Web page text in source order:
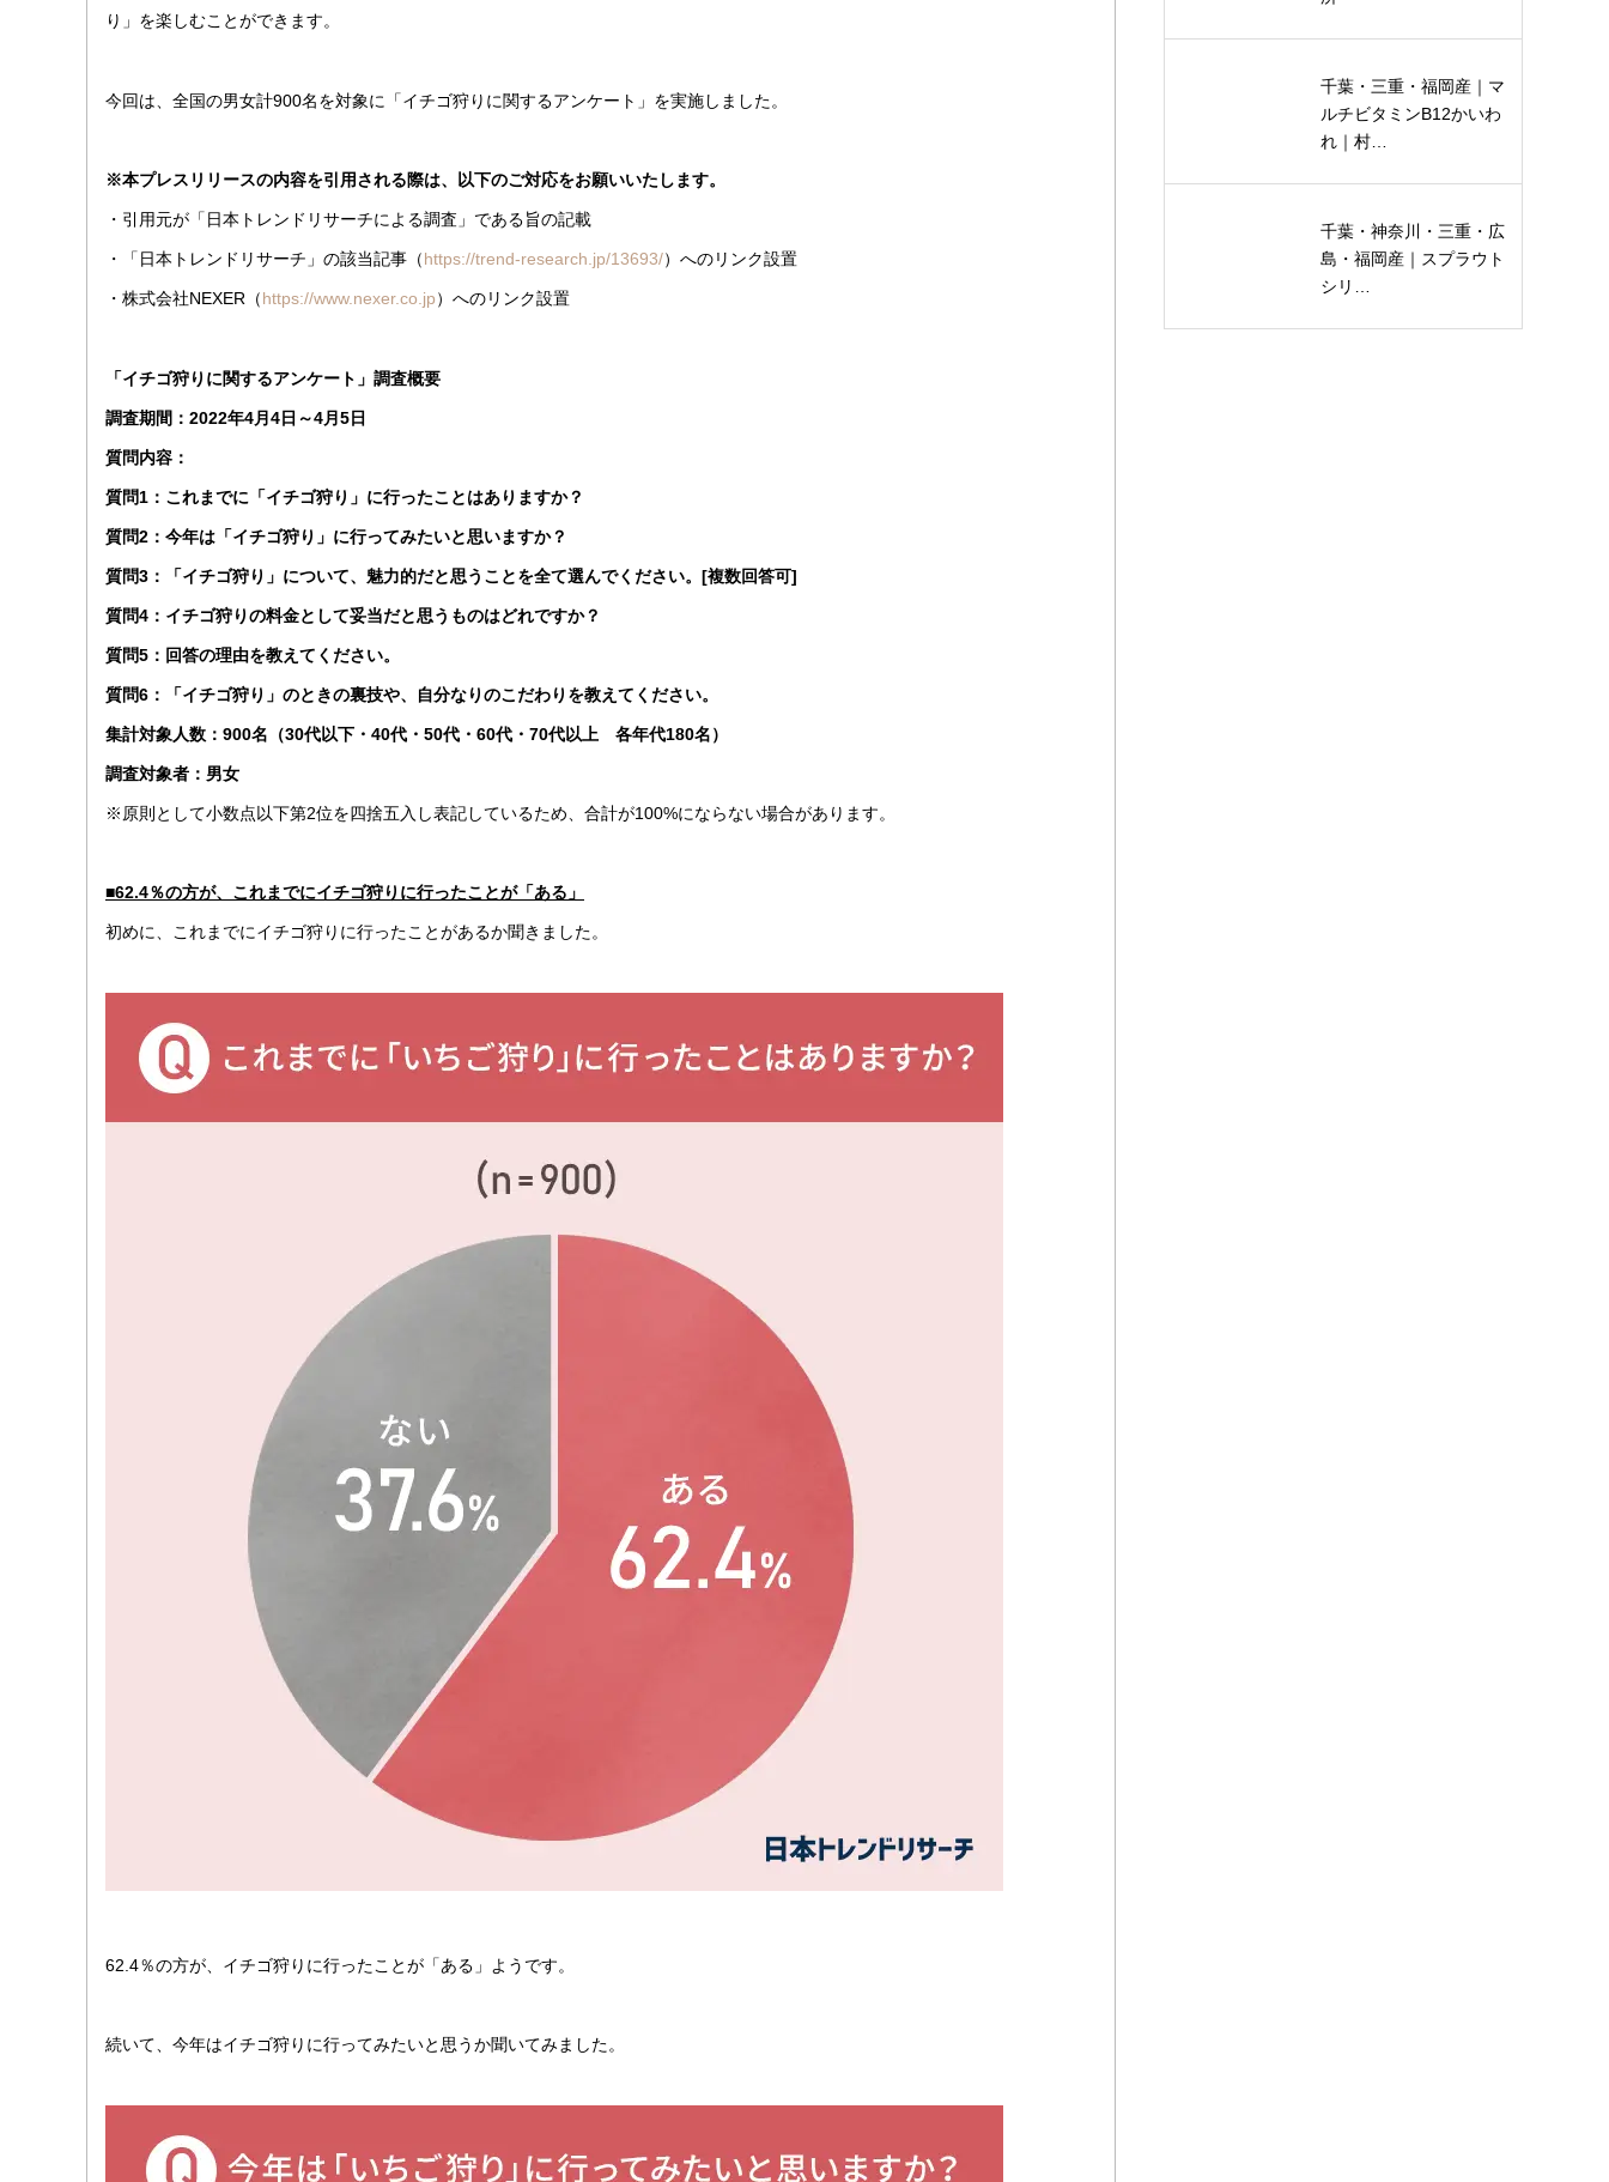
り」を楽しむことができます。
今回は、全国の男女計900名を対象に「イチゴ狩りに関するアンケート」を実施しました。
※本プレスリリースの内容を引用される際は、以下のご対応をお願いいたします。
・引用元が「日本トレンドリサーチによる調査」である旨の記載
・「日本トレンドリサーチ」の該当記事（https://trend-research.jp/13693/）へのリンク設置
・株式会社NEXER（https://www.nexer.co.jp）へのリンク設置
「イチゴ狩りに関するアンケート」調査概要
調査期間：2022年4月4日～4月5日
質問内容：
質問1：これまでに「イチゴ狩り」に行ったことはありますか？
質問2：今年は「イチゴ狩り」に行ってみたいと思いますか？
質問3：「イチゴ狩り」について、魅力的だと思うことを全て選んでください。[複数回答可]
質問4：イチゴ狩りの料金として妥当だと思うものはどれですか？
質問5：回答の理由を教えてください。
質問6：「イチゴ狩り」のときの裏技や、自分なりのこだわりを教えてください。
集計対象人数：900名（30代以下・40代・50代・60代・70代以上 各年代180名）
調査対象者：男女
※原則として小数点以下第2位を四捨五入し表記しているため、合計が100%にならない場合があります。
■62.4％の方が、これまでにイチゴ狩りに行ったことが「ある」
初めに、これまでにイチゴ狩りに行ったことがあるか聞きました。
62.4％の方が、イチゴ狩りに行ったことが「ある」ようです。
続いて、今年はイチゴ狩りに行ってみたいと思うか聞いてみました。
千葉・三重・福岡産｜マ
ルチビタミンB12かいわ
れ｜村…
千葉・神奈川・三重・広
島・福岡産｜スプラウト
シリ…